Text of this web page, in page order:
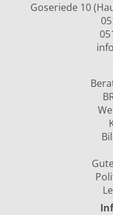
Goseriede 10